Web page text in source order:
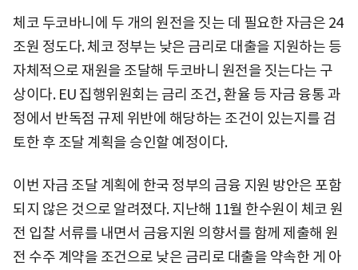
체코 두코바니에 두 개의 원전을 짓는 데 필요한 자금은 24
조원 정도다. 체코 정부는 낮은 금리로 대출을 지원하는 등
자체적으로 재원을 조달해 두코바니 원전을 짓는다는 구
상이다. EU 집행위원회는 금리 조건, 환율 등 자금 융통 과
정에서 반독점 규제 위반에 해당하는 조건이 있는지를 검
토한 후 조달 계획을 승인할 예정이다.
이번 자금 조달 계획에 한국 정부의 금융 지원 방안은 포함
되지 않은 것으로 알려졌다. 지난해 11월 한수원이 체코 원
전 입찰 서류를 내면서 금융지원 의향서를 함께 제출해 원
전 수주 계약을 조건으로 낮은 금리로 대출을 약속한 게 아